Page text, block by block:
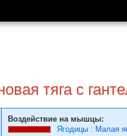
тяга с
Воздействие на мышцы:
Ягодицы : Малая